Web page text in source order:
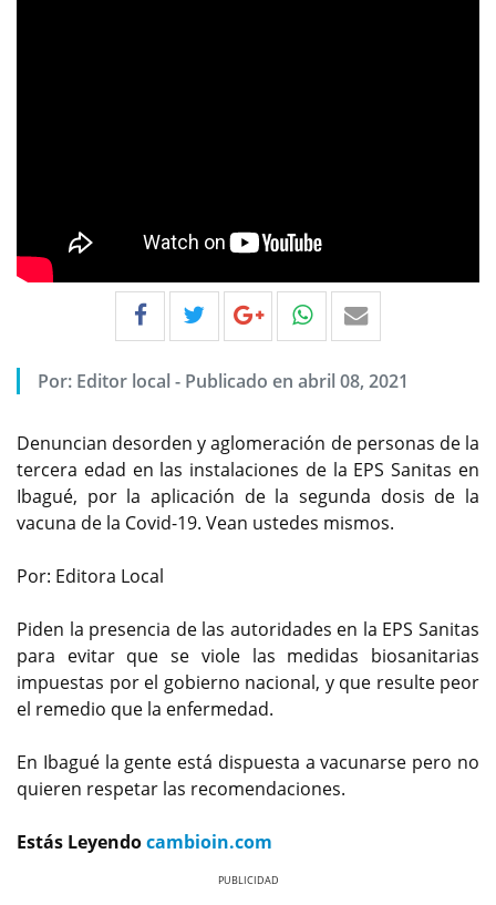
Por: Editor local - Publicado en abril 08, 2021
Denuncian desorden y aglomeración de personas de la
tercera edad en las instalaciones de la EPS Sanitas en
Ibagué, por la aplicación de la segunda dosis de la
vacuna de la Covid-19. Vean ustedes mismos.
Por: Editora Local
Piden la presencia de las autoridades en la EPS Sanitas
para evitar que se viole las medidas biosanitarias
impuestas por el gobierno nacional, y que resulte peor
el remedio que la enfermedad.
En Ibagué la gente está dispuesta a vacunarse pero no
quieren respetar las recomendaciones.
Estás Leyendocambioin.com